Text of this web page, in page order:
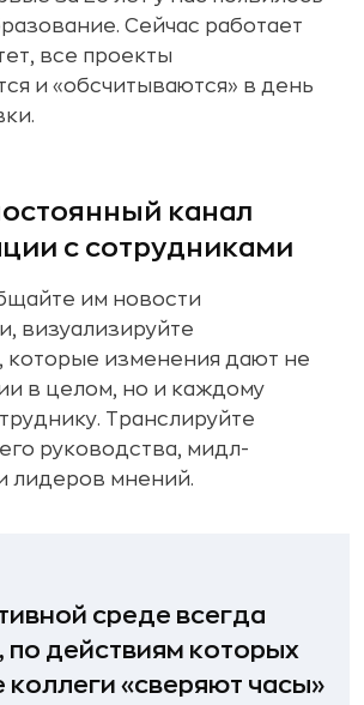
Сейчас работает
все проекты
и «обсчитываются» в день
канал
с сотрудниками
им новости
визуализируйте
которые изменения дают не
в целом, но и каждому
Транслируйте
руководства, мидл-
лидеров мнений.
среде всегда
по действиям которых
коллеги «сверяют часы»